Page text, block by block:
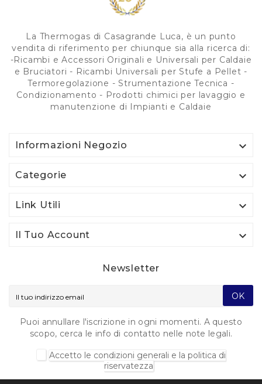
La Thermogas di Casagrande Luca, è un punto
vendita di riferimento per chiunque sia alla ricerca di:
-Ricambi e Accessori Originali e Universali per Caldaie
e Bruciatori - Ricambi Universali per Stufe a Pellet -
Termoregolazione - Strumentazione Tecnica -
Condizionamento - Prodotti chimici per lavaggio e
manutenzione di Impianti e Caldaie
Informazioni Negozio 
Categorie 
Link Utili 
Il Tuo Account 
Newsletter
OK
Puoi annullare l'iscrizione in ogni momenti. A questo
scopo, cerca le info di contatto nelle note legali.
Accetto le condizioni generali e la politica di
riservatezza